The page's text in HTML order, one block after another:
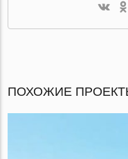
ПОХОЖИЕ